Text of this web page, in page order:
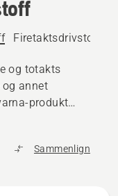
Firetaktsdrivstoff
og totakts
annet
produkt
Sammenlign